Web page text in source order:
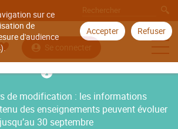
sur ce
de
d'audience
Accepter Refuser
Se connecter
de modification : les informations
des enseignements peuvent évoluer
jusqu’au 30 septembre